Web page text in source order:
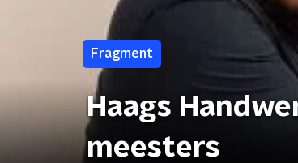
Fragment
Haags
meesters